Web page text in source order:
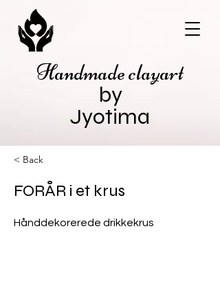
Handmade clayart
by
Jyotima
< Back
FORÅR i et krus
Hånddekorerede drikkekrus